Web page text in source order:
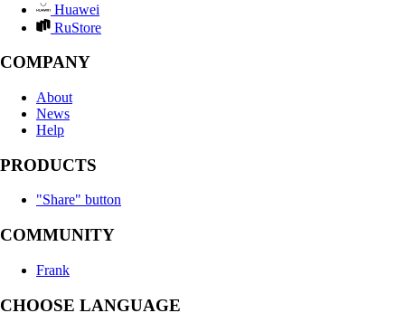
Huawei
RuStore
COMPANY
About
News
Help
PRODUCTS
"Share" button
COMMUNITY
Frank
CHOOSE LANGUAGE